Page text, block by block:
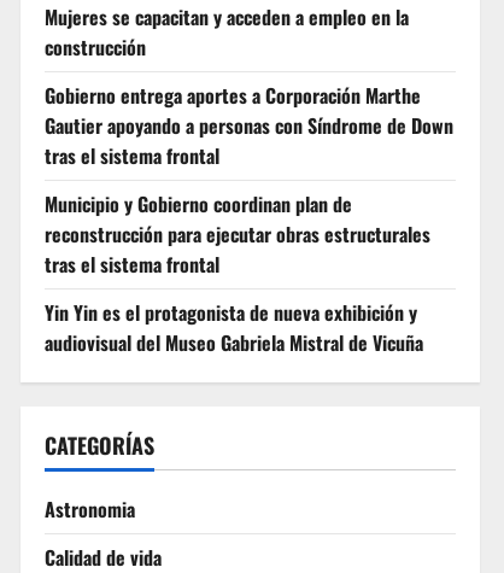
Mujeres se capacitan y acceden a empleo en la
construcción
Gobierno entrega aportes a Corporación Marthe
Gautier apoyando a personas con Síndrome de Down
tras el sistema frontal
Municipio y Gobierno coordinan plan de
reconstrucción para ejecutar obras estructurales
tras el sistema frontal
Yin Yin es el protagonista de nueva exhibición y
audiovisual del Museo Gabriela Mistral de Vicuña
CATEGORÍAS
Astronomia
Calidad de vida